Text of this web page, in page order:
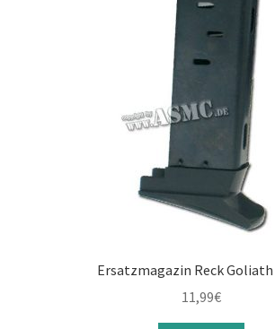
Ersatzmagazin Reck Goliath
11,99€